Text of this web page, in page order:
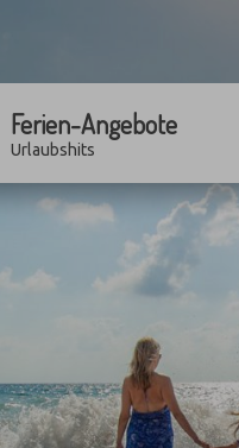
Ferien-Angebote
Urlaubshits